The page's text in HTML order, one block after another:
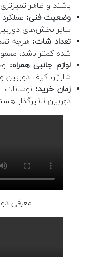
باشند و ظاهر
وضعیت فنی:
سایر بخش‌های
تعداد شات: هرچه
شده کمتر باشد،
لوازم جانبی همراه:
شارژر، کیف دوربین
زمان خرید: نوسانات
دوربین تاثیرگذار
معرفی